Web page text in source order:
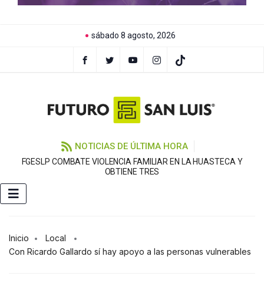
sábado 8 agosto, 2026
NOTICIAS DE ÚLTIMA HORA
FGESLP COMBATE VIOLENCIA FAMILIAR EN LA HUASTECA Y
OBTIENE TRES
Inicio
Local
Con Ricardo Gallardo sí hay apoyo a las personas vulnerables